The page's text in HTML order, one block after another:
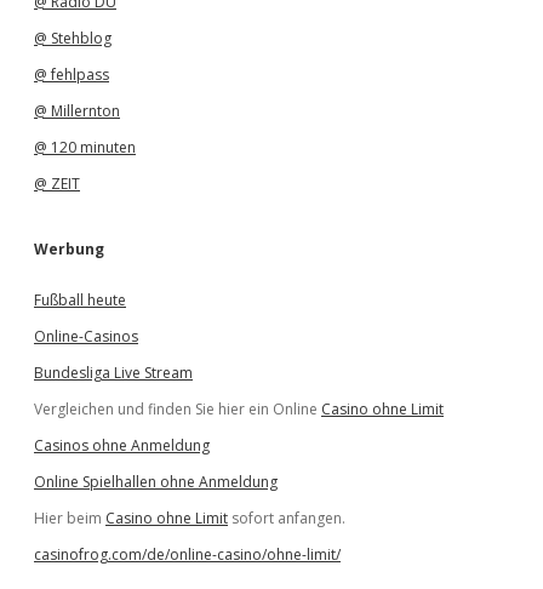
@ Stehblog
@ fehlpass
@ Millernton
@ 120 minuten
@ ZEIT
Werbung
Fußball heute
Online-Casinos
Bundesliga Live Stream
Vergleichen und finden Sie hier ein Online Casino ohne Limit
Casinos ohne Anmeldung
Online Spielhallen ohne Anmeldung
Hier beim Casino ohne Limit sofort anfangen.
casinofrog.com/de/online-casino/ohne-limit/